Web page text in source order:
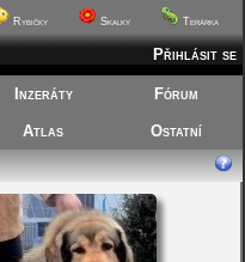
Rybičky Skalky Terárka
Přihlásit se
Inzeráty Fórum
Atlas
Ostatní